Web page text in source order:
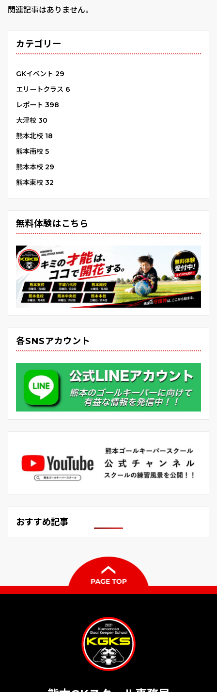
関連記事はありません。
カテゴリー
GKイベント 29
エリートクラス 6
レポート 398
大津校 30
熊本北校 18
熊本南校 5
熊本本校 29
熊本東校 32
無料体験はこちら
各SNSアカウント
おすすめ記事